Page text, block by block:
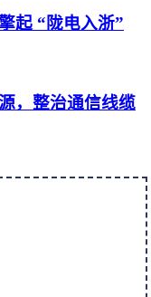
起 “陇电入浙”
，整治通信线缆